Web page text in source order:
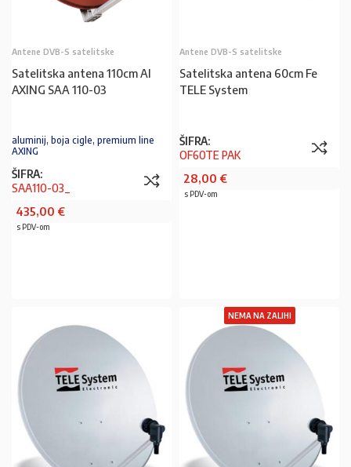
Antene DVB-S satelitske
Satelitska antena 110cm Al
AXING SAA 110-03
aluminij, boja cigle, premium line
AXING
ŠIFRA:
SAA110-03_
435,00 €
s PDV-om
Antene DVB-S satelitske
Satelitska antena 60cm Fe
TELE System
ŠIFRA:
OF60TE PAK
28,00 €
s PDV-om
NEMA NA ZALIHI